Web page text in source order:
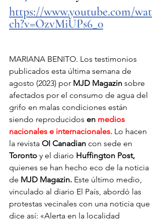
https://www.youtube.com/wat
ch?v=OzvMiUPs6_0
MARIANA BENITO. Los testimonios
publicados esta última semana de
agosto (2023) por MJD Magazin sobre
afectados por el consumo de agua del
grifo en malas condiciones están
siendo reproducidos en medios
nacionales e internacionales. Lo hacen
la revista OI Canadian con sede en
Toronto y el diario Huffington Post,
quienes se han hecho eco de la noticia
de MJD Magazin. Este último medio,
vinculado al diario El País, abordó las
protestas vecinales con una noticia que
dice así: «Alerta en la localidad